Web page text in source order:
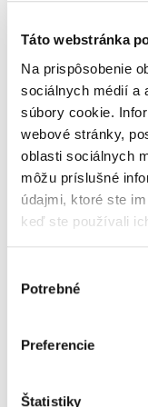
Táto webstránka
Na prispôsobenie
sociálnych médií a
súbory cookie.
webové stránky,
oblasti sociálnych
môžu príslušné
údajmi, ktoré ste
keď ste používali
súhlasu
Potrebné
Preferencie
Štatistiky
generáciu
Ten je
podobne,
papieru.
po